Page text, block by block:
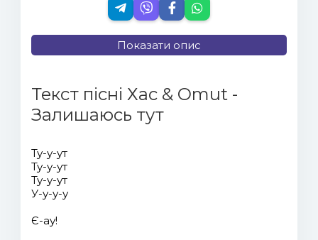
Показати опис
Текст пісні Хас & Omut -
Залишаюсь тут
Ту-у-ут
Ту-у-ут
Ту-у-ут
У-у-у-у
Є-ау!